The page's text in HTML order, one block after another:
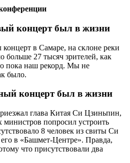
концерт был в жизни
в Самаре, на склоне реки
больше 27 тысяч зрителей, как
пока наш рекорд. Мы не
было.
концерт был в жизни
глава Китая Си Цзиньпин,
попросил устроить
8 человек из свиты Си
в «Башмет-Центре». Правда,
что присутствовали два